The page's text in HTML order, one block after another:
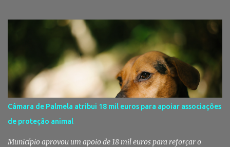
Fernando Correia Marques e Luís Sequeira lideram o cartaz
musical, mas são o campino, o salineiro, o forcado e a ligação ao
Tejo que continuam a dar alma a uma celebração que atravessa
gerações e faz da vila um dos destinos mais emblemáticos do
verão português. Aposento do Barrete Verde continua a fazer
acontecer a Festa Há um momento em que Alcochete deixa de
viver apenas junto ao rio para passar a viver com o rio. A partir
daí, o som das ruas muda, as varandas enchem-se de verde, o
cheiro da sardinha assada mistura-se com a brisa do estuário e
milhares de pessoas regressam à vila para celebrar aqu...
Câmara de Palmela atribui 18 mil euros para apoiar associações
de proteção animal
Município aprovou um apoio de 18 mil euros para reforçar o